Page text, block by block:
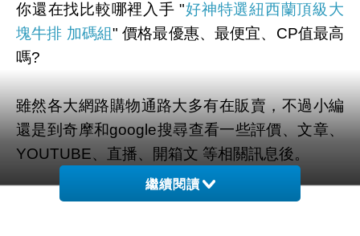
你還在找比較哪裡入手 "好神特選紐西蘭頂級大
塊牛排 加碼組" 價格最優惠、最便宜、CP值最高
嗎?
雖然各大網路購物通路大多有在販賣，不過小編
還是到奇摩和google搜尋查看一些評價、文章、
YOUTUBE、直播、開箱文 等相關訊息後。
幫您整理出來在momo購物網最划算啦。
繼續閱讀